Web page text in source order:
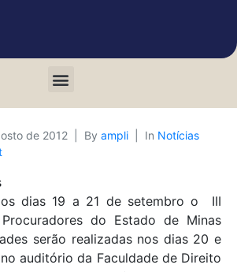
de 2012 By ampli In Notícias
dias 19 a 21 de setembro o III
do Estado de Minas
serão realizadas nos dias 20 e
auditório da Faculdade de Direito